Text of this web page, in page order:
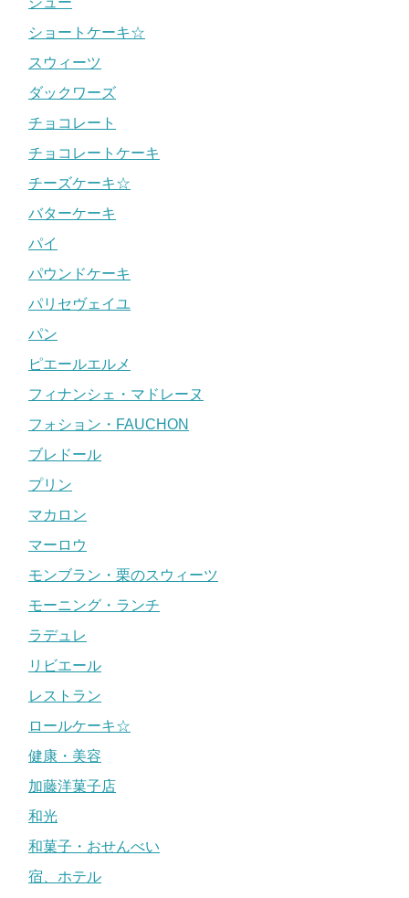
ショートケーキ☆
スウィーツ
ダックワーズ
チョコレート
チョコレートケーキ
チーズケーキ☆
バターケーキ
パイ
パウンドケーキ
パリセヴェイユ
パン
ピエールエルメ
フィナンシェ・マドレーヌ
フォション・FAUCHON
ブレドール
プリン
マカロン
マーロウ
モンブラン・栗のスウィーツ
モーニング・ランチ
ラデュレ
リビエール
レストラン
ロールケーキ☆
健康・美容
加藤洋菓子店
和光
和菓子・おせんべい
宿、ホテル